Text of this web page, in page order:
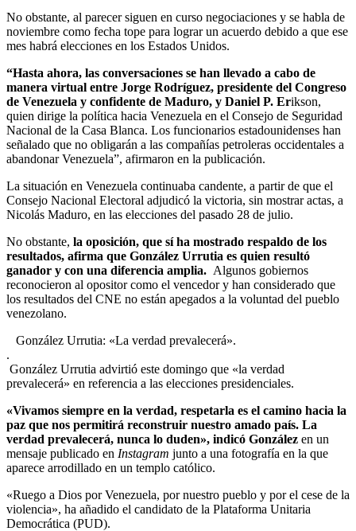
No obstante, al parecer siguen en curso negociaciones y se habla de
noviembre como fecha tope para lograr un acuerdo debido a que ese
mes habrá elecciones en los Estados Unidos.
“Hasta ahora, las conversaciones se han llevado a cabo de
manera virtual entre Jorge Rodríguez, presidente del Congreso
de Venezuela y confidente de Maduro, y Daniel P. Erikson,
quien dirige la política hacia Venezuela en el Consejo de Seguridad
Nacional de la Casa Blanca. Los funcionarios estadounidenses han
señalado que no obligarán a las compañías petroleras occidentales a
abandonar Venezuela”, afirmaron en la publicación.
La situación en Venezuela continuaba candente, a partir de que el
Consejo Nacional Electoral adjudicó la victoria, sin mostrar actas, a
Nicolás Maduro, en las elecciones del pasado 28 de julio.
No obstante, la oposición, que sí ha mostrado respaldo de los
resultados, afirma que González Urrutia es quien resultó
ganador y con una diferencia amplia. Algunos gobiernos
reconocieron al opositor como el vencedor y han considerado que
los resultados del CNE no están apegados a la voluntad del pueblo
venezolano.
González Urrutia: «La verdad prevalecerá».
.
González Urrutia advirtió este domingo que «la verdad
prevalecerá» en referencia a las elecciones presidenciales.
«Vivamos siempre en la verdad, respetarla es el camino hacia la
paz que nos permitirá reconstruir nuestro amado país. La
verdad prevalecerá, nunca lo duden», indicó González en un
mensaje publicado en Instagram junto a una fotografía en la que
aparece arrodillado en un templo católico.
«Ruego a Dios por Venezuela, por nuestro pueblo y por el cese de la
violencia», ha añadido el candidato de la Plataforma Unitaria
Democrática (PUD).